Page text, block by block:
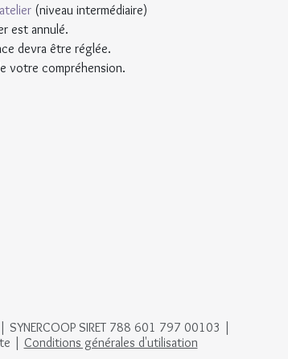
(niveau intermédiaire)
est annulé.
devra être réglée.
votre compréhension.
SIRET 788 601 797 00103 |
| Conditions générales d'utilisation